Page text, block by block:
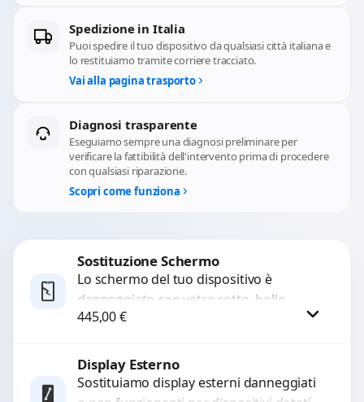
Spedizione in Italia
Puoi spedire il tuo dispositivo da qualsiasi città italiana e
lo restituiamo tramite corriere tracciato.
Vai alla pagina trasporto
Diagnosi trasparente
Eseguiamo sempre una diagnosi preliminare per
verificare la fattibilità dell'intervento prima di procedere
con qualsiasi riparazione.
Scopri come funziona
Sostituzione Schermo
Lo schermo del tuo dispositivo è
danneggiato con vetro rotto, bolle,
macchie, schermo nero o pixel morti?
445,00€
Procedi
Display Esterno
Sostituiamo display esterni danneggiati